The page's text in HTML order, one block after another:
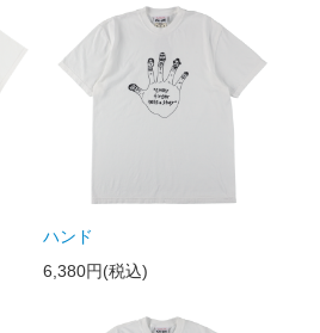
ハンド
6,380円(税込)